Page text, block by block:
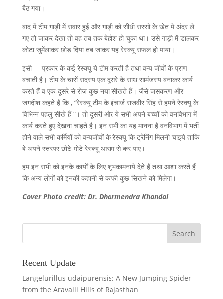
बैठ गया।
बाद में टीम गाड़ी में सवार हुई और गाड़ी को सीधी सरसो के खेत मे अंदर ले
गए तो जाकर देखा तो वह तब तक बेहोश हो चुका था। उसे गाड़ी में डालकर
कोटा जुमेंलाकर छोड़ दिया तब जाकर यह रेस्क्यू सफल हो पाया।
इसी प्रकार के कई रेस्क्यू ये टीम करती है तथा वन्य जीवों के प्राण
बचाती है। टीम के चारों सदस्य एक दूसरे के साथ सामंजस्य बनाकर कार्य
करते हैं व एक-दूसरे से रोज़ कुछ नया सीखते हैं। जैसे जसकरण और
जगदीश कहते हैं कि , “रेस्क्यू टीम के इंचार्ज राजवीर सिंह से हमने रेस्क्यू के
विभिन्न पहलु सीखे हैं “। तो दूसरी ओर ये सभी अपने बच्चों को वनविभाग में
कार्य करते हुए देखना चाहते है। इन सभी का यह मानना है वनविभाग में भर्ती
होने वाले सभी कर्मियों को वन्यजीवों के रेस्क्यू कि ट्रेनिंग मिलनी चाइये ताकि
वे अपने स्तरपर छोटे-मोटे रेस्क्यू आराम से कर पाए।
हम इन सभी को इनके कार्यों के लिए शुभकामनाये देते हैं तथा आशा करते हैं
कि अन्य लोगों को इनकी कहानी से काफी कुछ सिखने को मिलेगा।
Cover Photo credit: Dr. Dharmendra Khandal
Recent Update
Langelurillus udaipurensis: A New Jumping Spider
from the Aravalli Hills of Rajasthan